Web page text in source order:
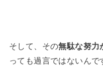
そして、その無駄な努力
っても過言ではないんで